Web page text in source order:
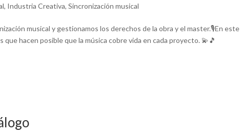
, Industria Creativa,Sincronización musical
musical y gestionamos los derechos de la obra y el master.🎙️En este
hacen posible que la música cobre vida en cada proyecto. 💫🎵